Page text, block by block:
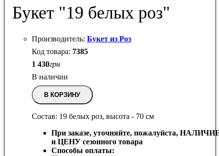
Букет "19 белых роз"
Букет из Роз
7385
1 430грн
В наличии
В КОРЗИНУ
Состав: 19 белых роз, высота - 70 см
При заказе, уточняйте, пожалуйста,
и ЦЕНУ сезонного товара
Способы оплаты: